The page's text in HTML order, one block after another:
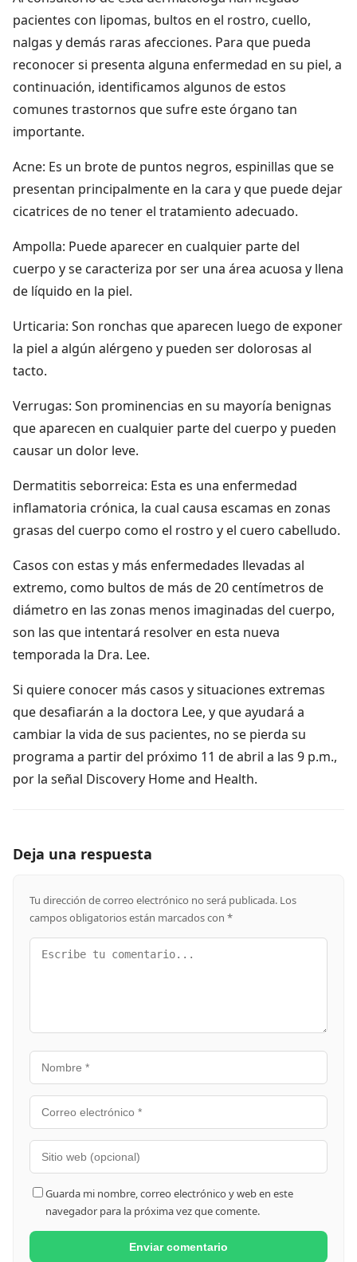
pacientes con lipomas, bultos en el rostro, cuello,
nalgas y demás raras afecciones. Para que pueda
reconocer si presenta alguna enfermedad en su piel, a
continuación, identificamos algunos de estos
comunes trastornos que sufre este órgano tan
importante.
Acne: Es un brote de puntos negros, espinillas que se
presentan principalmente en la cara y que puede dejar
cicatrices de no tener el tratamiento adecuado.
Ampolla: Puede aparecer en cualquier parte del
cuerpo y se caracteriza por ser una área acuosa y llena
de líquido en la piel.
Urticaria: Son ronchas que aparecen luego de exponer
la piel a algún alérgeno y pueden ser dolorosas al
tacto.
Verrugas: Son prominencias en su mayoría benignas
que aparecen en cualquier parte del cuerpo y pueden
causar un dolor leve.
Dermatitis seborreica: Esta es una enfermedad
inflamatoria crónica, la cual causa escamas en zonas
grasas del cuerpo como el rostro y el cuero cabelludo.
Casos con estas y más enfermedades llevadas al
extremo, como bultos de más de 20 centímetros de
diámetro en las zonas menos imaginadas del cuerpo,
son las que intentará resolver en esta nueva
temporada la Dra. Lee.
Si quiere conocer más casos y situaciones extremas
que desafiarán a la doctora Lee, y que ayudará a
cambiar la vida de sus pacientes, no se pierda su
programa a partir del próximo 11 de abril a las 9 p.m.,
por la señal Discovery Home and Health.
Deja una respuesta
Tu dirección de correo electrónico no será publicada. Los
campos obligatorios están marcados con *
Guarda mi nombre, correo electrónico y web en este
navegador para la próxima vez que comente.